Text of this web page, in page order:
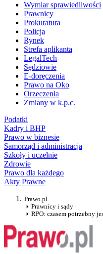
Wymiar sprawiedliwości
Prawnicy
Prokuratura
Policja
Rynek
Strefa aplikanta
LegalTech
Sędziowie
E-doręczenia
Prawo na Oko
Orzeczenia
Zmiany w k.p.c.
Podatki
Kadry i BHP
Prawo w biznesie
Samorząd i administracja
Szkoły i uczelnie
Zdrowie
Prawo dla każdego
Akty Prawne
Prawo.pl
Prawnicy i sądy
RPO: czasem potrzebny